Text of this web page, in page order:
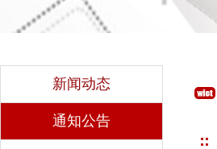
新闻动态
通知公告